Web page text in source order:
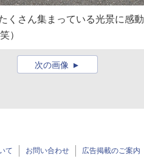
くさん集まっている光景に感
）
次の画像
て お問い合わせ 広告掲載のご案内